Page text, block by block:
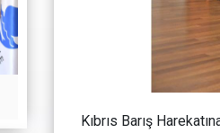
Kıbrıs Barış